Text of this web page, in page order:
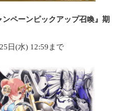
ンペーンピックアップ召喚』期
日(水) 12:59まで